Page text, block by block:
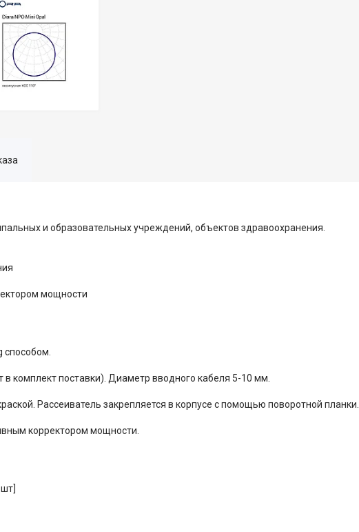
и образовательных учреждений, объектов здравоохранения.
мощности
комплект поставки). Диаметр вводного кабеля 5-10 мм.
Рассеиватель закрепляется в корпусе с помощью поворотной планки.
корректором мощности.